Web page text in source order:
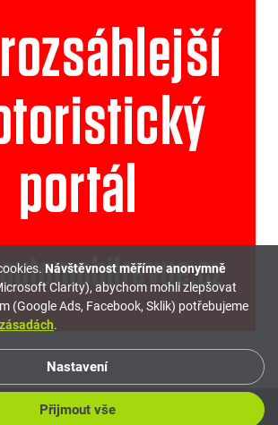
Návštěvnost měříme anonymně
Clarity), abychom mohli zlepšovat
(Google Ads, Facebook, Sklik) potřebujeme
.
Nastavení
Přijmout vše